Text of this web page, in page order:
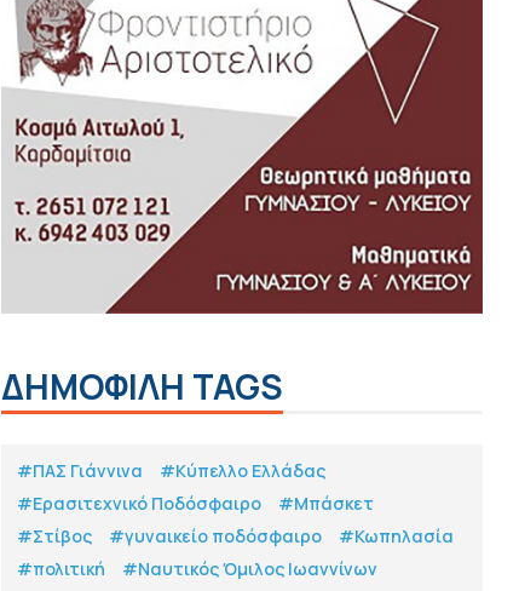
ΔΗΜΟΦΙΛΗ TAGS
#ΠΑΣ Γιάννινα
#Κύπελλο Ελλάδας
#Eρασιτεχνικό Ποδόσφαιρο
#Μπάσκετ
#Στίβος
#γυναικείο ποδόσφαιρο
#Κωπηλασία
#πολιτική
#Ναυτικός Όμιλος Ιωαννίνων